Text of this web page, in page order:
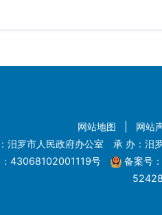
网站地图 网站
汨罗市人民政府办公室 承 办：
43068102001119号
备案号：